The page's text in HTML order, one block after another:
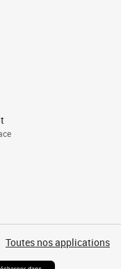
Toutes nos applications